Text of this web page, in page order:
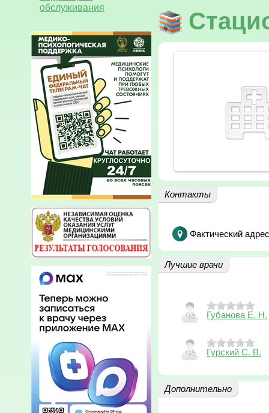
обслуживания
Контакты
Фактический
Лучшие врачи
Губанова Е. Н.
Гурский С. В.
Дополнительно